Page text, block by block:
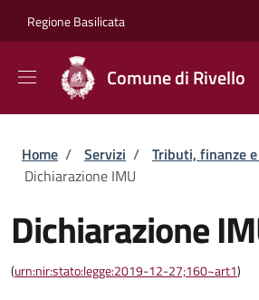
Regione Basilicata
Comune di Rivello
Briciole di pane
Home / Servizi / Tributi, finanze
Dichiarazione IMU
Dichiarazione
(urn:nir:stato:legge:2019-12-27;160~art1)